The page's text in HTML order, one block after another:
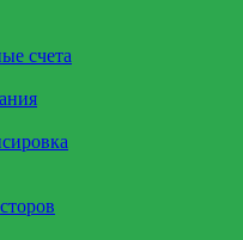
счета